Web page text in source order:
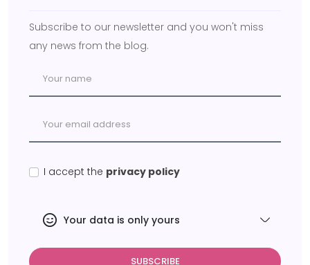
Subscribe to our newsletter and you won't miss
any news from the blog.
I accept the privacy policy
Your data is only yours
SUBSCRIBE